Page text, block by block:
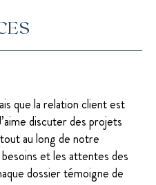
que la relation client est
discuter des projets
au long de notre
et les attentes des
dossier témoigne de